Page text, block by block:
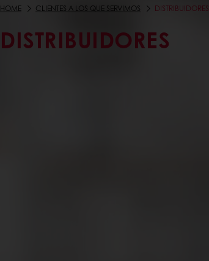
HOME CLIENTES A LOS QUE SERVIMOS DISTRIBUIDORES
DISTRIBUIDORES